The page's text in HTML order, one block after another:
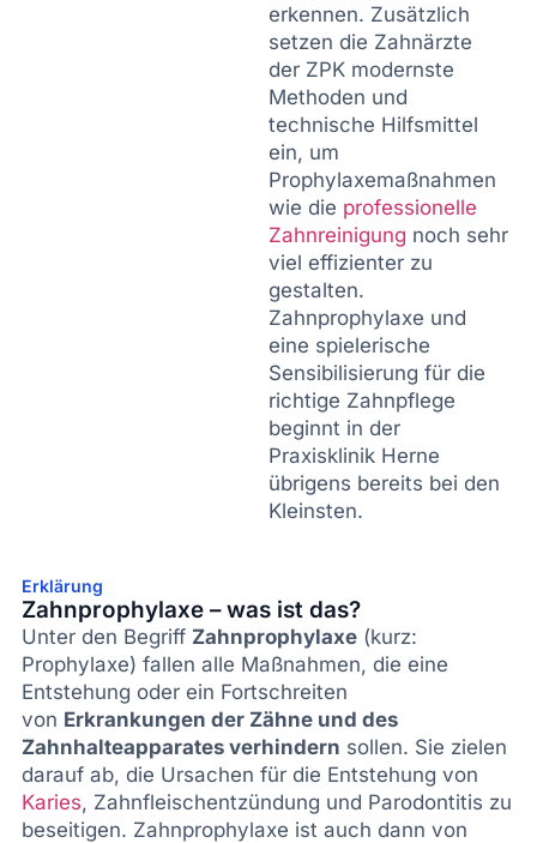
erkennen. Zusätzlich
setzen die Zahnärzte
der ZPK modernste
Methoden und
technische Hilfsmittel
ein, um
Prophylaxemaßnahmen
wie die professionelle
Zahnreinigung noch sehr
viel effizienter zu
gestalten.
Zahnprophylaxe und
eine spielerische
Sensibilisierung für die
richtige Zahnpflege
beginnt in der
Praxisklinik Herne
übrigens bereits bei den
Kleinsten.
Erklärung
Zahnprophylaxe – was ist das?
Unter den Begriff Zahnprophylaxe(kurz:
Prophylaxe) fallen alle Maßnahmen, die eine
Entstehung oder ein Fortschreiten
von Erkrankungen der Zähne und des
Zahnhalteapparates verhindern sollen. Sie zielen
darauf ab, die Ursachen für die Entstehung von
Karies, Zahnfleischentzündung und Parodontitis zu
beseitigen. Zahnprophylaxe ist auch dann von